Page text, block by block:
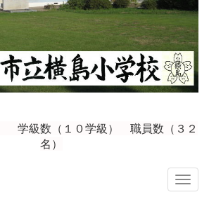
学級数（１０学級） 職員数（３２
名）